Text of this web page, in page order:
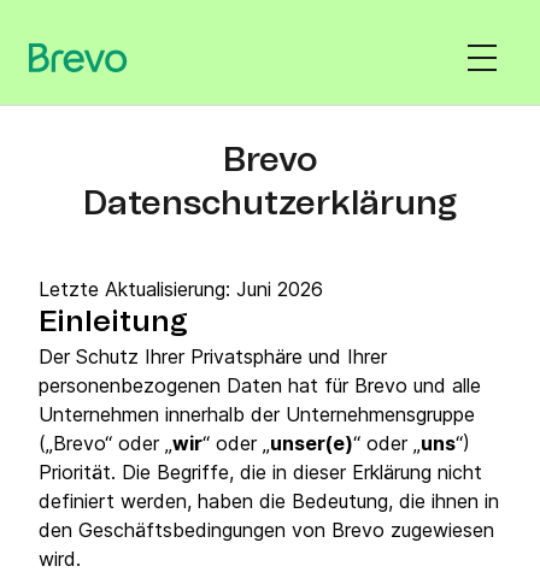
Brevo
Datenschutzerklärung
Letzte Aktualisierung: Juni 2026
Einleitung
Der Schutz Ihrer Privatsphäre und Ihrer
personenbezogenen Daten hat für Brevo und alle
Unternehmen innerhalb der Unternehmensgruppe
(„Brevo“ oder „wir“ oder „unser(e)“ oder „uns“)
Priorität. Die Begriffe, die in dieser Erklärung nicht
definiert werden, haben die Bedeutung, die ihnen in
den Geschäftsbedingungen von Brevo zugewiesen
wird.